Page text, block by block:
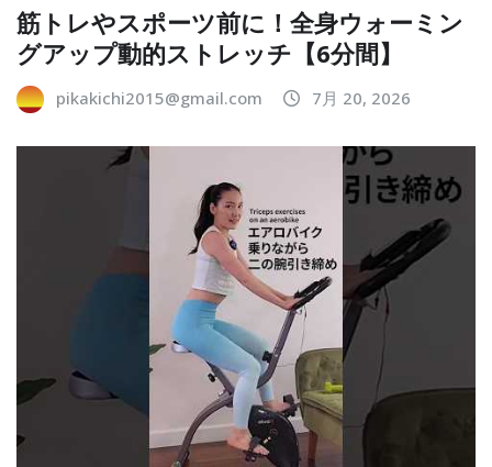
筋トレやスポーツ前に！全身ウォーミン
グアップ動的ストレッチ【6分間】
pikakichi2015@gmail.com 7月 20, 2026